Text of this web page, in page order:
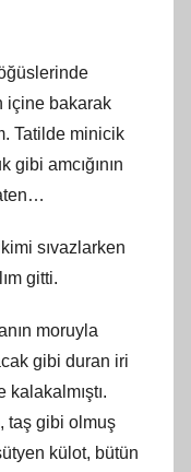
içine bakarak
Tatilde minicik
amcığının
sıvazlarken
gitti.
moruyla
gibi duran iri
taş gibi olmuş
külot, bütün